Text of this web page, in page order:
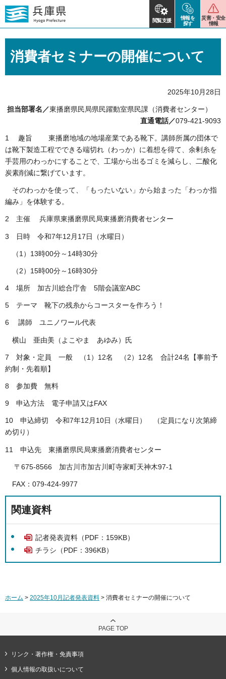
閲覧支援
情報を
探す
災害・安全
情報
消費者セミナーの開催について
2025年10月28日
担当部署名／東播磨県民局県民躍動室県民課（消費者センター）
直通電話／079-421-9093
1 趣旨 東播磨地域の地場産業である靴下。講師所属の団体で
は靴下製造工程でできる端切れ（わっか）に着想を得て、余剰糸を
手芸用のわっかにすることで、工場から出るゴミを減らし、二酸化
炭素削減に繋げています。
そのわっかを使って、「もったいない」から始まった「わっか指
編み」を体験する。
2 主催 兵庫県東播磨県民局東播磨消費者センター
3 日時 令和7年12月17日（水曜日）
（1）13時00分～14時30分
（2）15時00分～16時30分
4 場所 加古川総合庁舎 5階会議室ABC
5 テーマ 靴下の残糸からコースターを作ろう！
6 講師 ユニノワール代表
横山 亜由美（よこやま あゆみ）氏
7 対象・定員 一般 （1）12名 （2）12名 合計24名【事前予
約制・先着順】
8 参加費 無料
9 申込方法 電子申請又はFAX
10 申込締切 令和7年12月10日（水曜日） （定員になり次第締
め切り）
11 申込先 東播磨県民局東播磨消費者センター
〒675-8566 加古川市加古川町寺家町天神木97-1
FAX：079-424-9977
関連資料
記者発表資料（PDF：159KB）
チラシ（PDF：396KB）
ホーム > 2025年10月記者発表資料 > 消費者セミナーの開催について
PAGE TOP
リンク・著作権・免責事項
個人情報の取扱いについて